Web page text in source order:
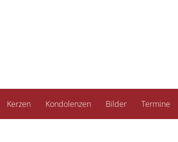
Kerzen Kondolenzen Bilder Termine